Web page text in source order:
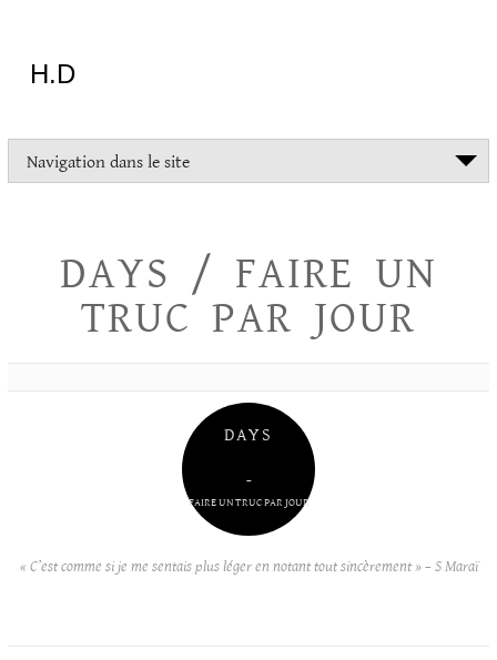
H.D
Navigation dans le site
DAYS / FAIRE UN
TRUC PAR JOUR
DAYS
–
FAIRE UN TRUC PAR JOUR
« C’est comme si je me sentais plus léger en notant tout sincèrement » – S Maraï